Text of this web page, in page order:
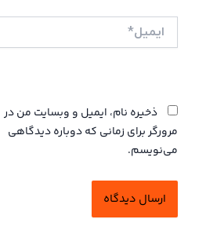
ایمیل*
ذخیره نام، ایمیل و وبسایت من در
مرورگر برای زمانی که دوباره دیدگاهی
می‌نویسم.